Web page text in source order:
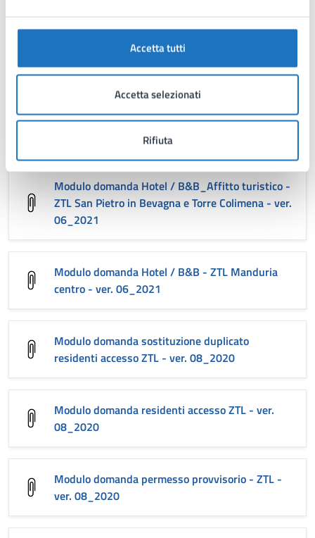
Accetta tutti
Accetta selezionati
Rifiuta
Modulo domanda permesso provvisorio accesso
ZTL San Pietro in Bevagna e Torre Colimena - ver.
06_2021
Modulo domanda permesso provvisorio - ZTL
Manduria centro - ver. 06_2021
Modulo domanda Hotel / B&B_Affitto turistico -
ZTL San Pietro in Bevagna e Torre Colimena - ver.
06_2021
Modulo domanda Hotel / B&B - ZTL Manduria
centro - ver. 06_2021
Modulo domanda sostituzione duplicato
residenti accesso ZTL - ver. 08_2020
Modulo domanda residenti accesso ZTL - ver.
08_2020
Modulo domanda permesso provvisorio - ZTL -
ver. 08_2020